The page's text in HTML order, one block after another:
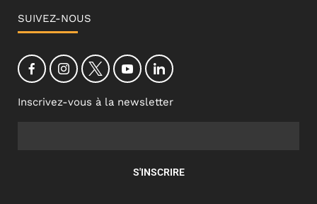
SUIVEZ-NOUS
Inscrivez-vous à la newsletter
S'INSCRIRE